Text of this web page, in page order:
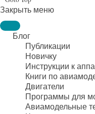
Закрыть меню
Блог
Публикации
Новичку
Инструкции к
Книги по
Двигатели
Программы для
Авиамодельные